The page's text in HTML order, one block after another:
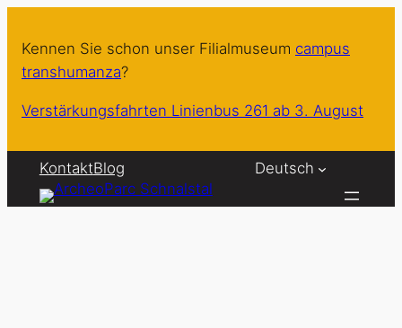
Inhalt
springen
Kennen Sie schon unser Filialmuseum campus
transhumanza?
Verstärkungsfahrten Linienbus 261 ab 3. August
KontaktBlog Deutsch